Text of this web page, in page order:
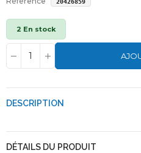
20426859
2 En stock
DESCRIPTION
DÉTAILS DU PRODUIT